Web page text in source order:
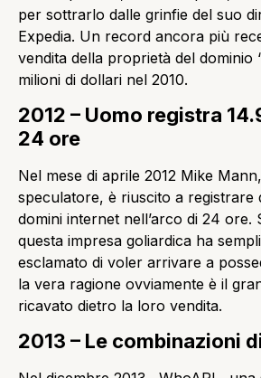
per sottrarlo dalle grinfie del suo
Expedia. Un record ancora più
vendita della proprietà del dominio
milioni di dollari nel 2010.
2012 – Uomo registra
24 ore
Nel mese di aprile 2012 Mike
speculatore, è riuscito a registrare
domini internet nell’arco di 24 ore.
questa impresa goliardica ha
esclamato di voler arrivare a
la vera ragione ovviamente è il
ricavato dietro la loro vendita.
2013 – Le combinazioni